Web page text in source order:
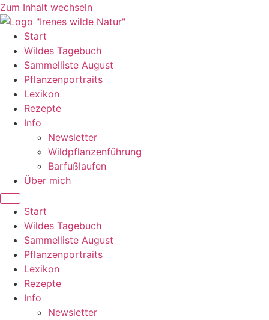
Zum Inhalt wechseln
Start
Wildes Tagebuch
Sammelliste August
Pflanzenportraits
Lexikon
Rezepte
Info
Newsletter
Wildpflanzenführung
Barfußlaufen
Über mich
Start
Wildes Tagebuch
Sammelliste August
Pflanzenportraits
Lexikon
Rezepte
Info
Newsletter